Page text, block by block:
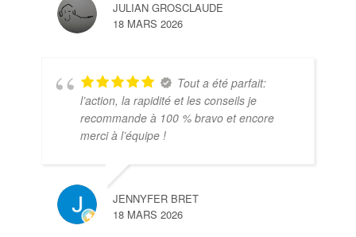
JULIAN GROSCLAUDE
18 MARS 2026
Tout a été parfait:
l’action, la rapidité et les conseils je
recommande à 100 % bravo et encore
merci à l’équipe !
JENNYFER BRET
18 MARS 2026